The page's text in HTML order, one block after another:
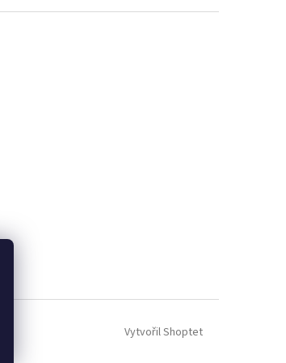
Vytvořil Shoptet